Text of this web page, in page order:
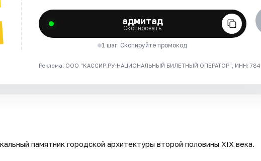
адмитад
Скопировать
1 шаг. Скопируйте промокод
Реклама. ООО "КАССИР.РУ-НАЦИОНАЛЬНЫЙ БИЛЕТНЫЙ ОПЕРАТОР", ИНН:
памятник городской архитектуры второй половины XIX века.